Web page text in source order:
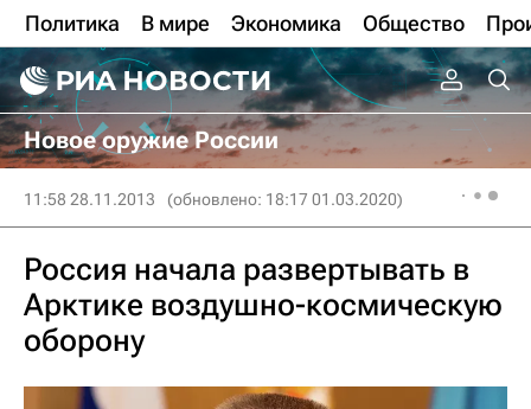
Политика В мире Экономика Общество
Новое оружие России
11:58 28.11.2013 (обновлено: 18:17 01.03.2020)
Россия начала развертывать в
Арктике воздушно-космическую
оборону